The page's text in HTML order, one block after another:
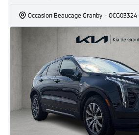
Occasion Beaucage Granby - OCG03324